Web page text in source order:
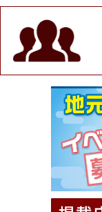
値段提示
P！※チケ
駅前店）
[有効期限
★ジモア
ュラル＆
[有効期限
【ジモア
⇒8,800
（ミック
[有効期限
【ジモア
理5品+2
ore（ピ
[有効期限